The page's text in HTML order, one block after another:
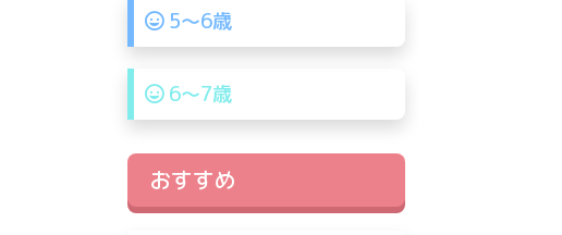
5〜6歳
6〜7歳
おすすめ